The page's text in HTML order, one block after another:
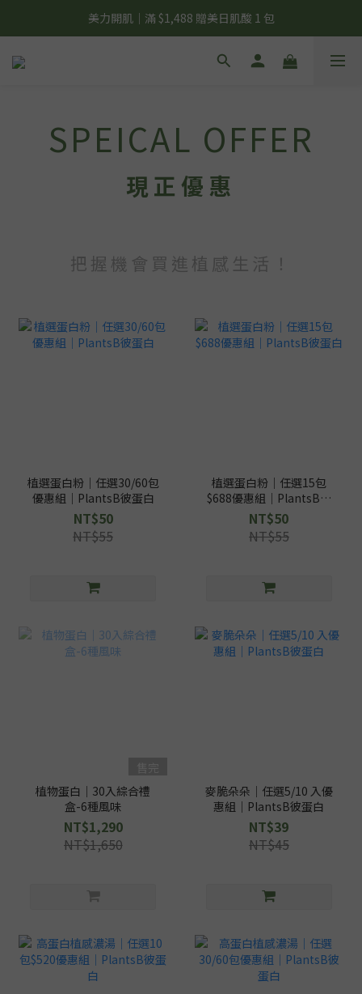
夏日輕補給｜500g 植物蛋白最低 $373 起
SPEICAL OFFER
現正優惠
把握機會買進植感生活！
植選蛋白粉｜任選30/60包
優惠組｜PlantsB彼蛋白
NT$50
NT$55
植選蛋白粉｜任選15包
$688優惠組｜PlantsB彼
蛋白
NT$50
NT$55
植物蛋白｜30入綜合禮
盒-6種風味
NT$1,290
NT$1,650
麥脆朵朵｜任選5/10 入優
惠組｜PlantsB彼蛋白
NT$39
NT$45